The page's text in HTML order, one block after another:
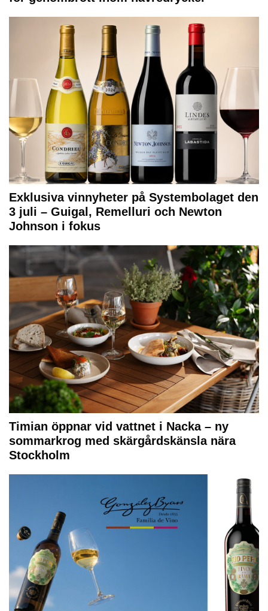
Exklusiva vinnyheter på Systembolaget den
3 juli – Guigal, Remelluri och Newton
Johnson i fokus
Timian öppnar vid vattnet i Nacka – ny
sommarkrog med skärgårdskänsla nära
Stockholm